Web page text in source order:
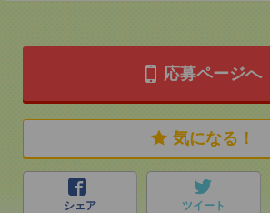
応募ページへ
気になる！
シェア ツイート